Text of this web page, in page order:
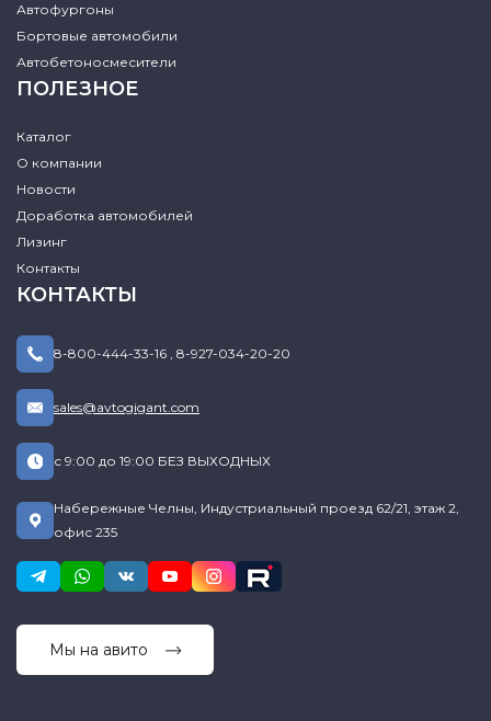
Автофургоны
Бортовые автомобили
Автобетоносмесители
ПОЛЕЗНОЕ
Каталог
О компании
Новости
Доработка автомобилей
Лизинг
Контакты
КОНТАКТЫ
8-800-444-33-16 , 8-927-034-20-20
sales@avtogigant.com
с 9:00 до 19:00 БЕЗ ВЫХОДНЫХ
Набережные Челны, Индустриальный проезд 62/21, этаж 2,
офис 235
Мы на авито